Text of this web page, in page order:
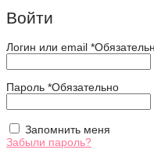
Войти
Логин или email *
Пароль *Обязательно
Запомнить меня
Забыли пароль?